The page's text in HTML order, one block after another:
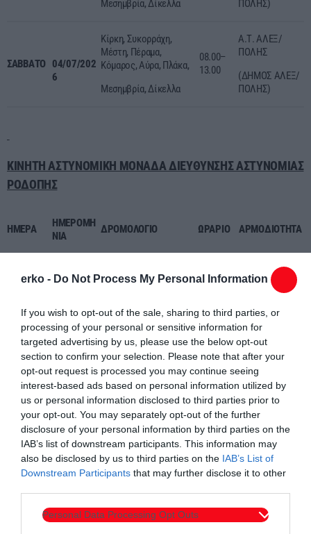
erko - Do Not Process My Personal Information
If you wish to opt-out of the sale, sharing to third parties, or
processing of your personal or sensitive information for
targeted advertising by us, please use the below opt-out
section to confirm your selection. Please note that after your
opt-out request is processed you may continue seeing
interest-based ads based on personal information utilized by
us or personal information disclosed to third parties prior to
your opt-out. You may separately opt-out of the further
disclosure of your personal information by third parties on the
IAB’s list of downstream participants. This information may
also be disclosed by us to third parties on the IAB’s List of
Downstream Participants that may further disclose it to other
Personal Data Processing Opt Outs
Μεσημβρία, Δίκελλα
ΠΟΛΗΣ)
ΣΑΒΒΑΤΟ 04/07/202
6
Κίρκη, Συκορράχη,
Μέστη, Πέραμα,
Κόμαρος, Αύρα, Πλάκα,
Μεσημβρία, Δίκελλα
08.00–
13.00
Α.Τ. ΑΛΕΞ/
ΠΟΛΗΣ
(ΔΗΜΟΣ ΑΛΕΞ/
ΠΟΛΗΣ)
ΚΙΝΗΤΗ ΑΣΤΥΝΟΜΙΚΗ ΜΟΝΑΔΑ ΔΙΕΥΘΥΝΣΗΣ ΑΣΤΥΝΟΜΙΑΣ
ΡΟΔΟΠΗΣ
ΗΜΕΡΑ
ΗΜΕΡΟΜΗ
ΝΙΑ
ΔΡΟΜΟΛΟΓΙΟ ΩΡΑΡΙΟ ΑΡΜΟΔΙΟΤΗΤΑ
Μεσούνη, Αίγειρος,
Καλλίστη, Γλυφάδα,
Φαναρίου – Αρωγής
-Μέσης
20:00
Α.Τ.
ΚΟΜΟΤΗΝΗΣ
(ΔΗΜΟΣ
ΚΟΜΟΤΗΝΗΣ)
ΤΡΙΤΗ
30/06/202
6
Παραλιακή ζώνη
Ξυλαγανής – Μαρώνειας
– Άγιος Χαράλαμπος –
Προσκυνητές –
Προφήτης Ηλίας
09:00–
15:00
Α.Τ.
ΣΑΠΩΝ
(ΔΗΜΟΣ
ΜΑΡΩΝΕΙΑΣ –
ΣΑΠΩΝ)
ΤΕΤΑΡΤΗ
Παραλιακή ζώνη
Ξυλαγανής – Μαρώνειας
– Άγιος Χαράλαμπος –
Προσκυνητές –
Προφήτης Ηλίας
02:00
Α.Τ.
ΣΑΠΩΝ
ΜΑΡΩΝΕΙΑΣ –
ΣΑΠΩΝ)